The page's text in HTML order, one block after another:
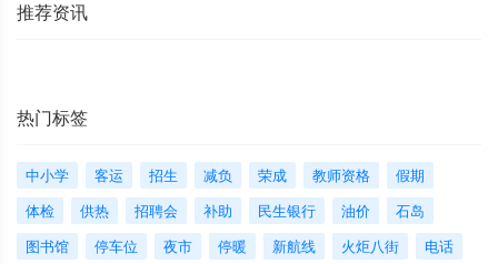
推荐资讯
热门标签
中小学 客运 招生 减负 荣成 教师资格
假期
体检
供热 招聘会 补助 民生银行 油价
石岛
图书馆
停车位 夜市 停暖 新航线 火炬八街 电话